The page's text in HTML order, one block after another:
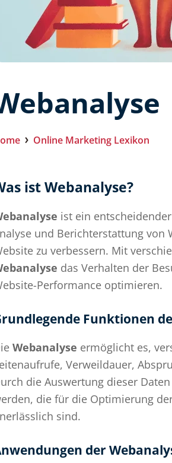
Online Marketing Lexikon
ist Webanalyse?
ist ein
und Berichterstattung von
zu verbessern. Mit
das Verhalten der
Performance optimieren.
Funktionen
Webanalyse ermöglicht es,
Verweildauer,
die Auswertung dieser
die für die Optimierung
sind.
der